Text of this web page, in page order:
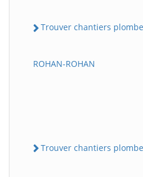
Trouver chantiers
ROHAN-ROHAN
Trouver chantiers